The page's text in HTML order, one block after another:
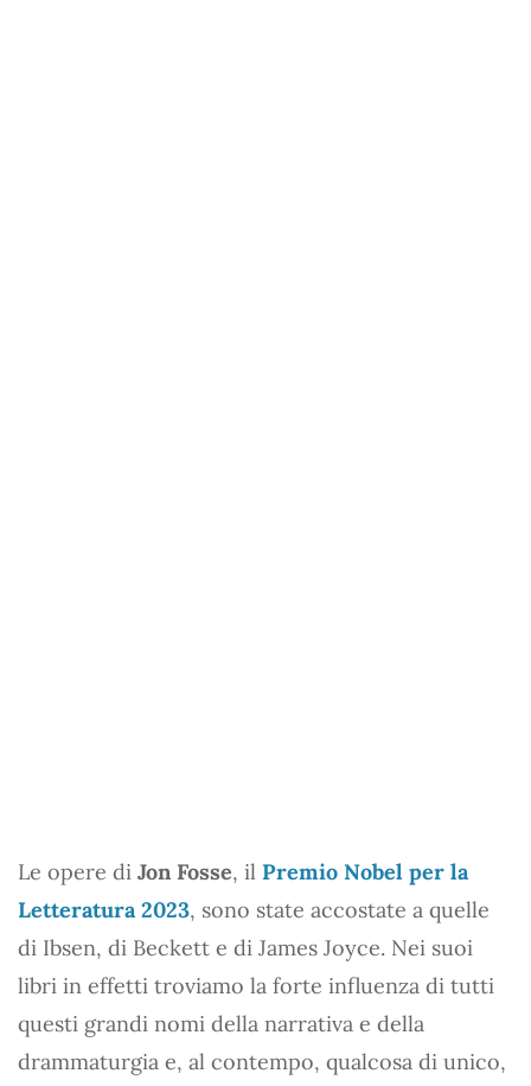
Le opere di Jon Fosse, il Premio Nobel per la
Letteratura 2023, sono state accostate a quelle
di Ibsen, di Beckett e di James Joyce. Nei suoi
libri in effetti troviamo la forte influenza di tutti
questi grandi nomi della narrativa e della
drammaturgia e, al contempo, qualcosa di unico,